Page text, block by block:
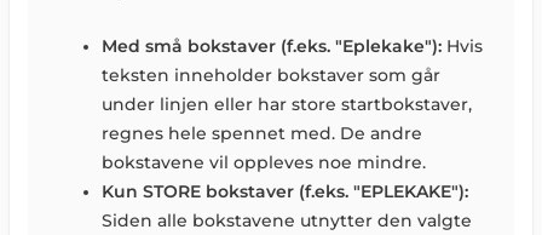
Med små bokstaver (f.eks. "Eplekake"): Hvis
teksten inneholder bokstaver som går
under linjen eller har store startbokstaver,
regnes hele spennet med. De andre
bokstavene vil oppleves noe mindre.
Kun STORE bokstaver (f.eks. "EPLEKAKE"):
Siden alle bokstavene utnytter den valgte